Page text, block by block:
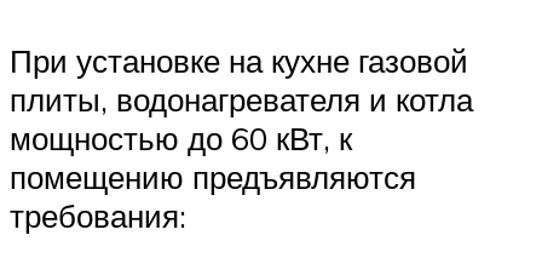
При установке на кухне газовой
плиты, водонагревателя и котла
мощностью до 60 кВт, к
помещению предъявляются
требования: